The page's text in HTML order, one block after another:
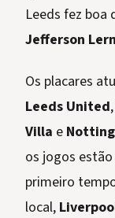
Leeds fez boa
Jefferson
Os placares
Leeds United,
Villa e
os jogos
primeiro
local,